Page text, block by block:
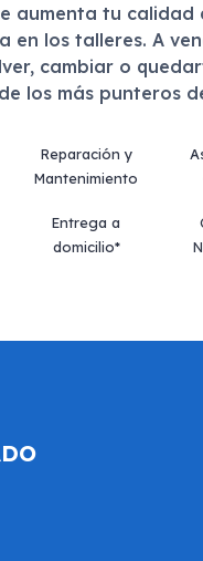
aumenta tu calidad
en los talleres. A
cambiar o
los más punteros
Reparación y
Mantenimiento
Entrega a
domicilio*